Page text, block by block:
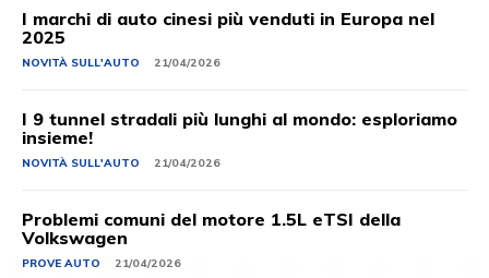
I marchi di auto cinesi più venduti in Europa nel
2025
NOVITÀ SULL'AUTO 21/04/2026
I 9 tunnel stradali più lunghi al mondo: esploriamo
insieme!
NOVITÀ SULL'AUTO 21/04/2026
Problemi comuni del motore 1.5L eTSI della
Volkswagen
PROVE AUTO 21/04/2026